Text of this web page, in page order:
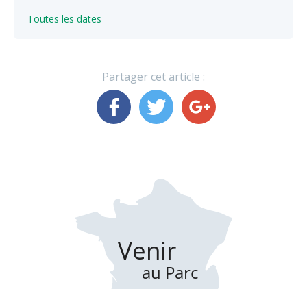
Toutes les dates
Partager cet article :